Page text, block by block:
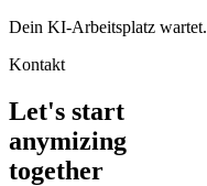
Dein KI-Arbeitsplatz wartet.
Kontakt
Let's start
anymizing
together